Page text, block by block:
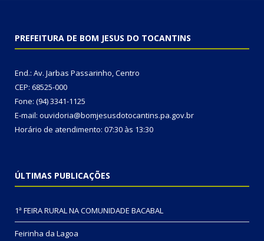
PREFEITURA DE BOM JESUS DO TOCANTINS
End.: Av. Jarbas Passarinho, Centro
CEP: 68525-000
Fone: (94) 3341-1125
E-mail: ouvidoria@bomjesusdotocantins.pa.gov.br
Horário de atendimento: 07:30 às 13:30
ÚLTIMAS PUBLICAÇÕES
1ª FEIRA RURAL NA COMUNIDADE BACABAL
Feirinha da Lagoa